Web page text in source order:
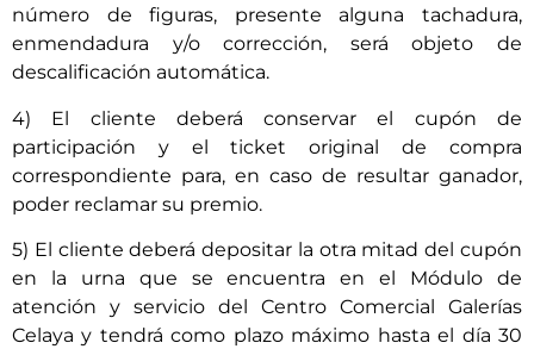
número de figuras, presente alguna tachadura,
enmendadura y/o corrección, será objeto de
descalificación automática.
4) El cliente deberá conservar el cupón de
participación y el ticket original de compra
correspondiente para, en caso de resultar ganador,
poder reclamar su premio.
5) El cliente deberá depositar la otra mitad del cupón
en la urna que se encuentra en el Módulo de
atención y servicio del Centro Comercial Galerías
Celaya y tendrá como plazo máximo hasta el día 30